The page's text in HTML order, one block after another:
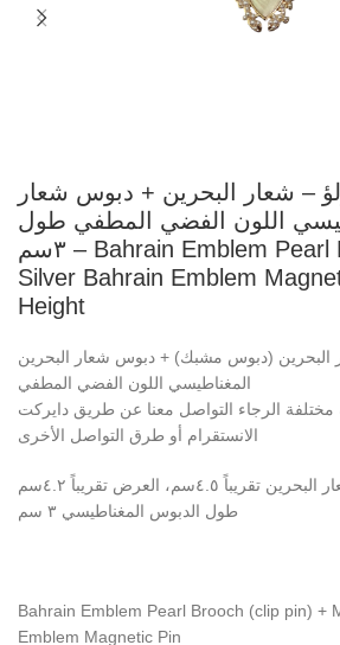
– شعار البحرين + دبوس شعار
اللون الفضي المطفي طول
٣سم – Bahrain Emblem Pearl Brooch + Matt
Silver Bahrain Emblem
Height
البحرين (دبوس مشبك) + دبوس شعار البحرين
المغناطيسي اللون الفضي المطفي
الرجاء التواصل معنا عن طريق دايركت
الانستقرام أو طرق التواصل الأخرى
٤.٥سم، العرض تقريباً ٤.٢سم
طول الدبوس المغناطيسي ٣ سم
Bahrain Emblem Pearl Brooch (clip pin) +
Emblem Magnetic Pin